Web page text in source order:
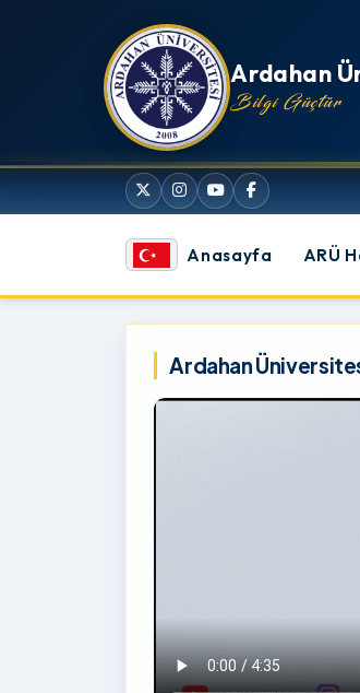
Ardahan
Bilgi Güçtür
Anasayfa ARÜ
Ardahan
Ardahan